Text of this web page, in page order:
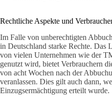
Rechtliche Aspekte und
Im Falle von unberechtigten
in Deutschland starke Rechte. Das
von vielen Unternehmen wie der
genutzt wird, bietet Verbrauchern
von acht Wochen nach der
veranlassen. Dies gilt auch dann,
Einzugsermächtigung erteilt wurde.